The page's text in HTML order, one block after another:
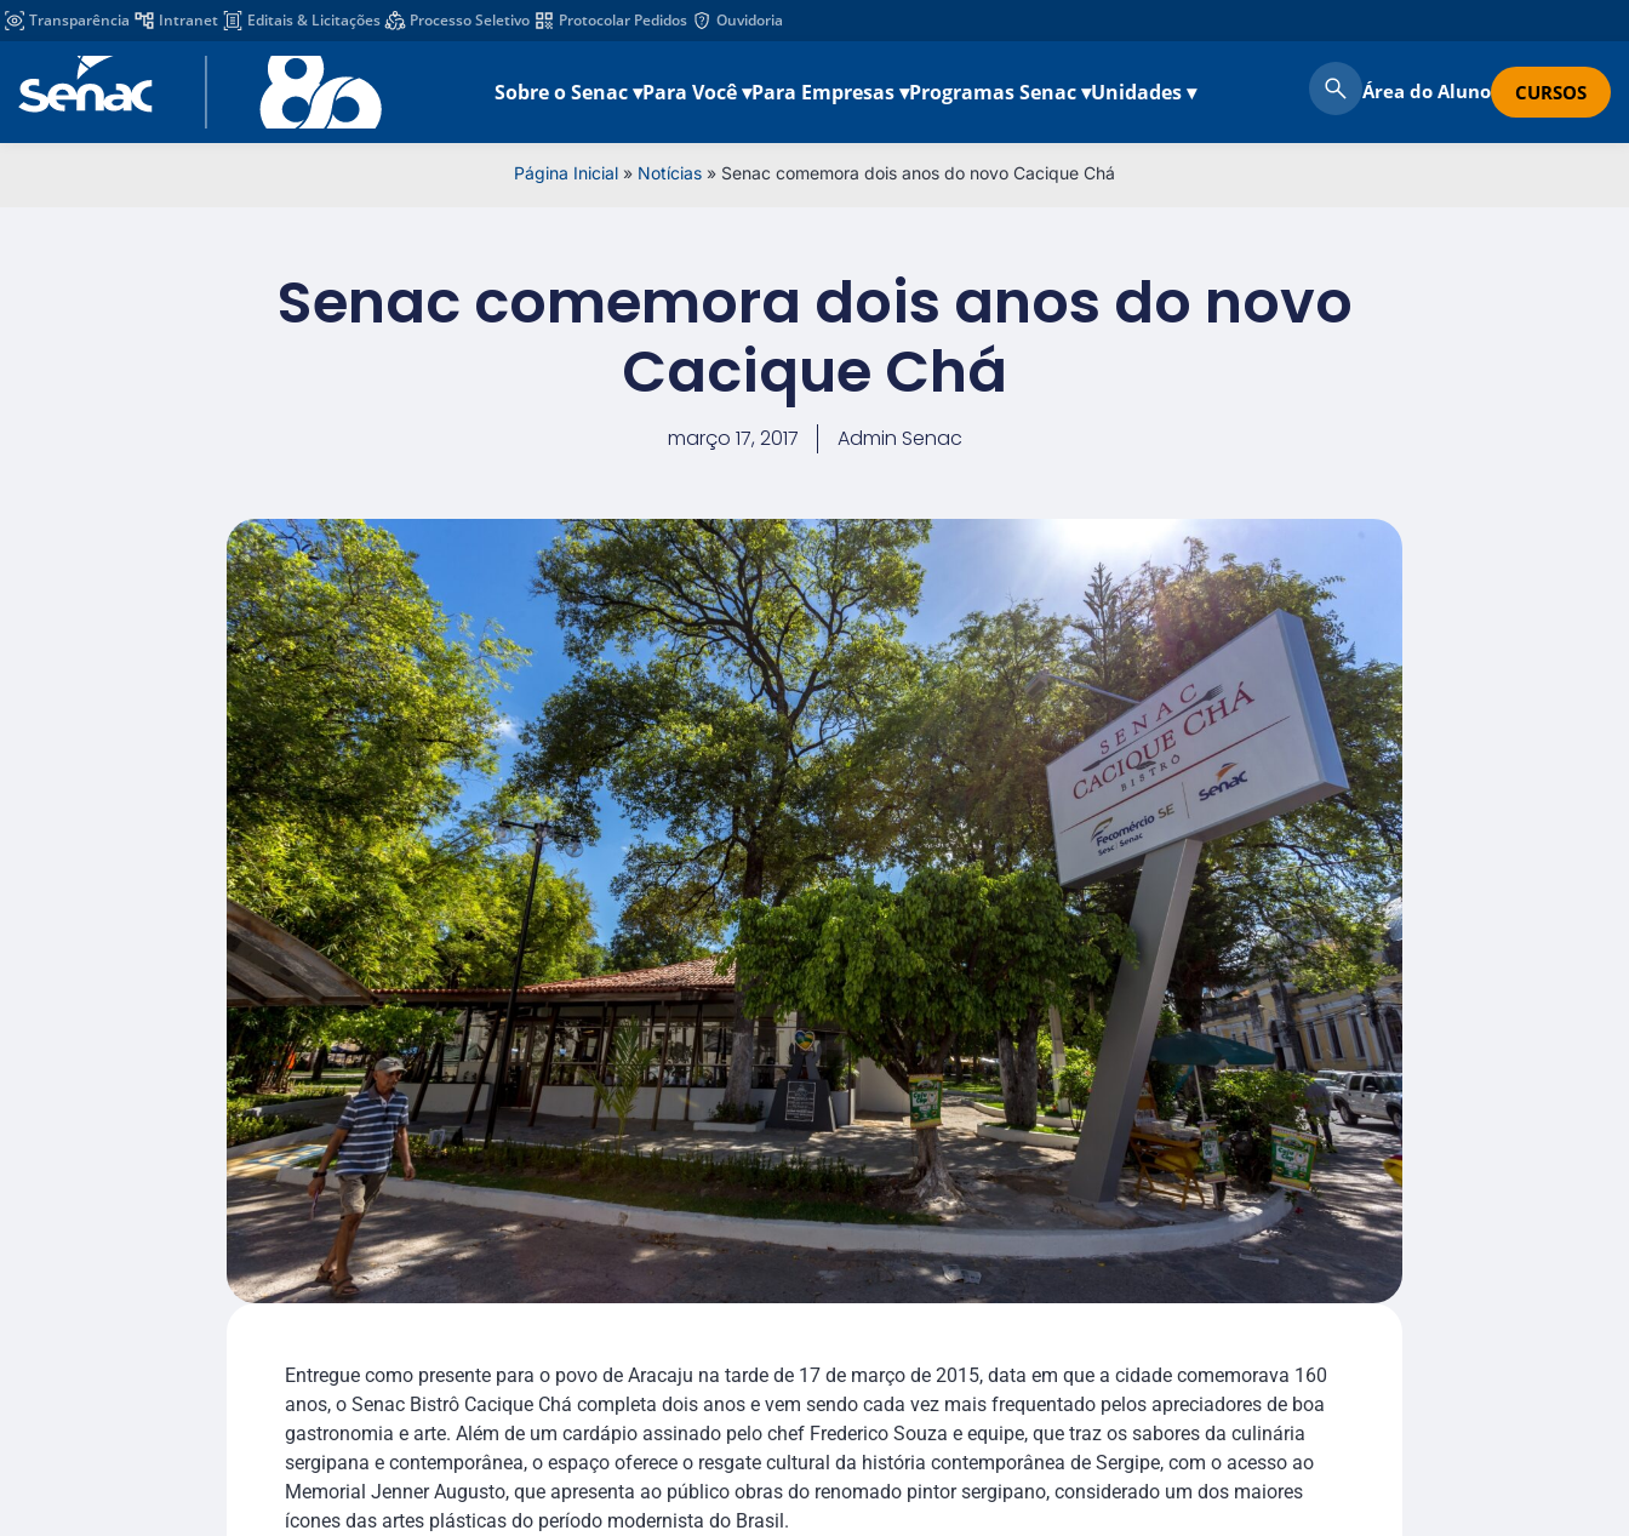
Transparência Intranet Editais & Licitações Processo Seletivo Protocolar Pedidos Ouvidoria
Sobre o Senac ▾Para Você ▾Para Empresas ▾Programas Senac ▾Unidades ▾ Área do Aluno CURSOS
Página Inicial » Notícias » Senac comemora dois anos do novo Cacique Chá
Senac comemora dois anos do novo
Cacique Chá
março 17, 2017 Admin Senac
Entregue como presente para o povo de Aracaju na tarde de 17 de março de 2015, data em que a cidade comemorava 160
anos, o Senac Bistrô Cacique Chá completa dois anos e vem sendo cada vez mais frequentado pelos apreciadores de boa
gastronomia e arte. Além de um cardápio assinado pelo chef Frederico Souza e equipe, que traz os sabores da culinária
sergipana e contemporânea, o espaço oferece o resgate cultural da história contemporânea de Sergipe, com o acesso ao
Memorial Jenner Augusto, que apresenta ao público obras do renomado pintor sergipano, considerado um dos maiores
ícones das artes plásticas do período modernista do Brasil.